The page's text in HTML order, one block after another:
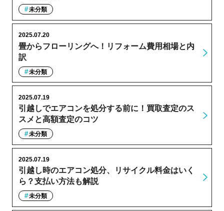
未分類
畳からフローリングへ！リフォーム費用相場と内
訳
2025.07.20
未分類
引越しでエアコンを処分する前に！買取査定のス
スメと高額査定のコツ
2025.07.19
未分類
引越し時のエアコン処分、リサイクル料金はいく
ら？支払い方法も解説
2025.07.19
未分類